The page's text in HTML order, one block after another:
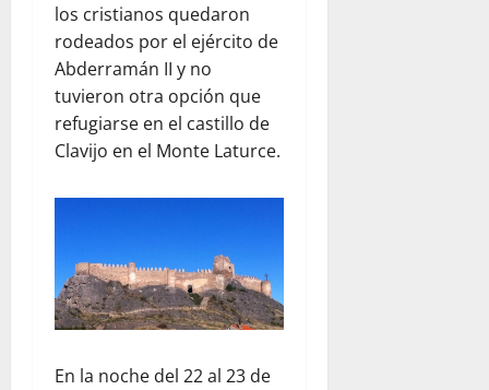
los cristianos quedaron
rodeados por el ejército de
Abderramán II y no
tuvieron otra opción que
refugiarse en el castillo de
Clavijo en el Monte Laturce.
En la noche del 22 al 23 de